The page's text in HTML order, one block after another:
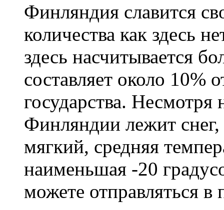
Финляндия славится
количества как здесь
здесь насчитывается
составляет около 10%
государства. Несмотря
Финляндии лежит
мягкий, средняя
наименьшая -20
можете отправляться